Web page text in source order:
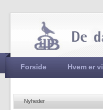
Hovedmenu
Forside Hvem er vi
Nyheder